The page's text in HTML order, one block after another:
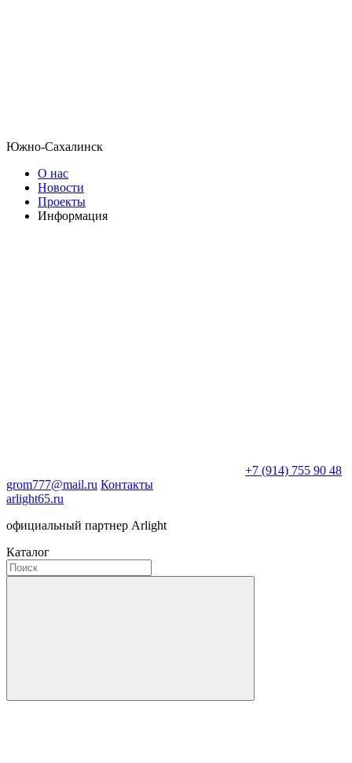
Южно-Сахалинск
О нас
Новости
Проекты
Информация
+7 (914) 755 90 48
grom777@mail.ru Контакты
arlight65.ru
официальный партнер Arlight
Каталог